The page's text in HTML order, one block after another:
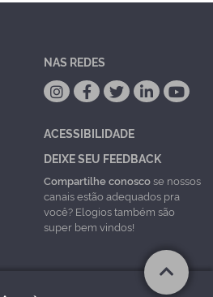
NAS REDES
ACESSIBILIDADE
DEIXE SEU FEEDBACK
Compartilhe conoscose nossos
canais estão adequados pra
você? Elogios também são
super bem vindos!